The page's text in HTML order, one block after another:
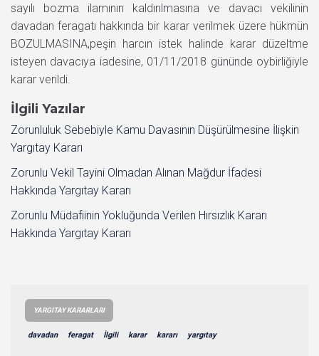
sayılı bozma ilamının kaldırılmasına ve davacı vekilinin
davadan feragatı hakkında bir karar verilmek üzere hükmün
BOZULMASINA,peşin harcın istek halinde karar düzeltme
isteyen davacıya iadesine, 01/11/2018 gününde oybirliğiyle
karar verildi.
İlgili Yazılar
Zorunluluk Sebebiyle Kamu Davasının Düşürülmesine İlişkin
Yargıtay Kararı
Zorunlu Vekil Tayini Olmadan Alınan Mağdur İfadesi
Hakkında Yargıtay Kararı
Zorunlu Müdafiinin Yokluğunda Verilen Hırsızlık Kararı
Hakkında Yargıtay Kararı
YARGITAY KARARLARI
davadan feragat İlgili karar kararı yargıtay